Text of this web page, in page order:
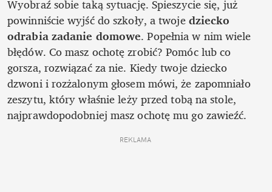
Wyobraź sobie taką sytuację. Spieszycie się, już
powinniście wyjść do szkoły, a twoje dziecko
odrabia zadanie domowe. Popełnia w nim wiele
błędów. Co masz ochotę zrobić? Pomóc lub co
gorsza, rozwiązać za nie. Kiedy twoje dziecko
dzwoni i rozżalonym głosem mówi, że zapomniało
zeszytu, który właśnie leży przed tobą na stole,
najprawdopodobniej masz ochotę mu go zawieźć.
REKLAMA